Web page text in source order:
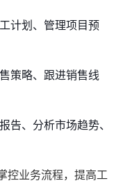
计划、管理项目预
策略、跟进销售线
告、分析市场趋势、
控业务流程，提高工